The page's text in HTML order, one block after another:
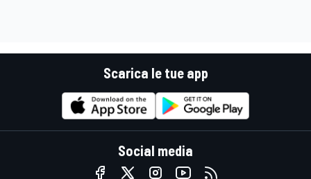
Scarica le tue app
Social media